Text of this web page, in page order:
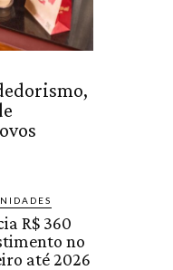
R$ 360
no
até 2026